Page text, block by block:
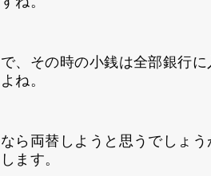
で、その時の小銭は全部銀行
よね。
なら両替しようと思うでしょ
します。